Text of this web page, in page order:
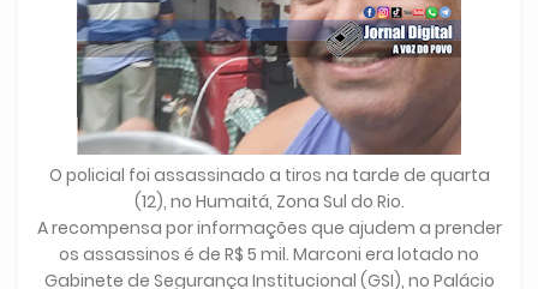
O policial foi assassinado a tiros na tarde de quarta
(12), no Humaitá, Zona Sul do Rio.
A recompensa por informações que ajudem a prender
os assassinos é de R$ 5 mil. Marconi era lotado no
Gabinete de Segurança Institucional (GSI), no Palácio